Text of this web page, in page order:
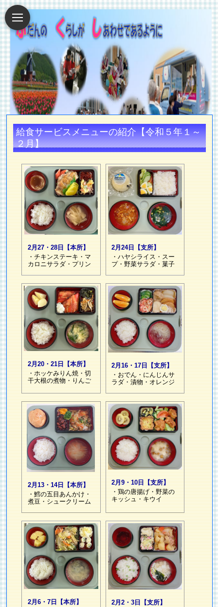
給食サービスメニューの紹介【令和５年１～
２月】
2月27・28日【本所】
・チキンステーキ・マ
カロニサラダ・プリン
2月24日【支所】
・ハヤシライス・スー
プ・野菜サラダ・菓子
2月20・21日【本所】
・ホッケみりん焼・切
干大根の煮物・りんご
2月16・17日【支所】
・おでん・にんじんサ
ラダ・漬物・オレンジ
2月13・14日【本所】
・鱈の五目あんかけ・
煮豆・シュークリーム
2月9・10日【支所】
・鶏の唐揚げ・野菜の
キッシュ・キウイ
2月6・7日【本所】
2月2・3日【支所】